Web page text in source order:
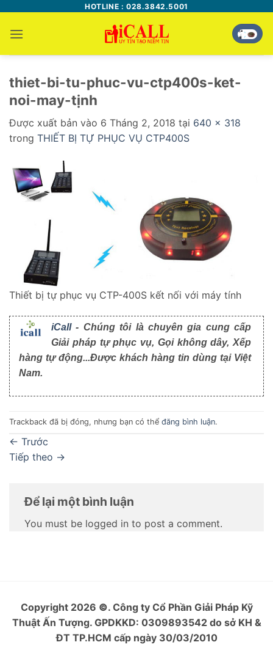
nội
dung
HOTLINE : 028.3842.5001
thiet-bi-tu-phuc-vu-ctp400s-ket-
noi-may-tịnh
Được xuất bản vào 6 Tháng 2, 2018 tại 640 × 318
trong THIẾT BỊ TỰ PHỤC VỤ CTP400S
Thiết bị tự phục vụ CTP-400S kết nối với máy tính
iCall- Chúng tôi là chuyên gia cung cấp
Giải pháp tự phục vụ, Gọi không dây, Xếp
hàng tự động...Được khách hàng tin dùng tại Việt
Nam.
Trackback đã bị đóng, nhưng bạn có thể đăng bình luận.
← Trước
Tiếp theo →
Để lại một bình luận
You must be logged in to post a comment.
Copyright 2026 ©. Công ty Cổ Phần Giải Pháp Kỹ
Thuật Ấn Tượng. GPDKKD: 0309893542 do sở KH &
ĐT TP.HCM cấp ngày 30/03/2010